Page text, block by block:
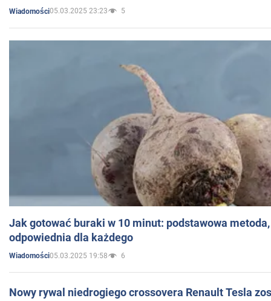
Wiadomości05.03.2025 23:23 5
Jak gotować buraki w 10 minut: podstawowa
odpowiednia dla każdego
Wiadomości05.03.2025 19:58 6
Nowy rywal niedrogiego crossovera Renault Tesla